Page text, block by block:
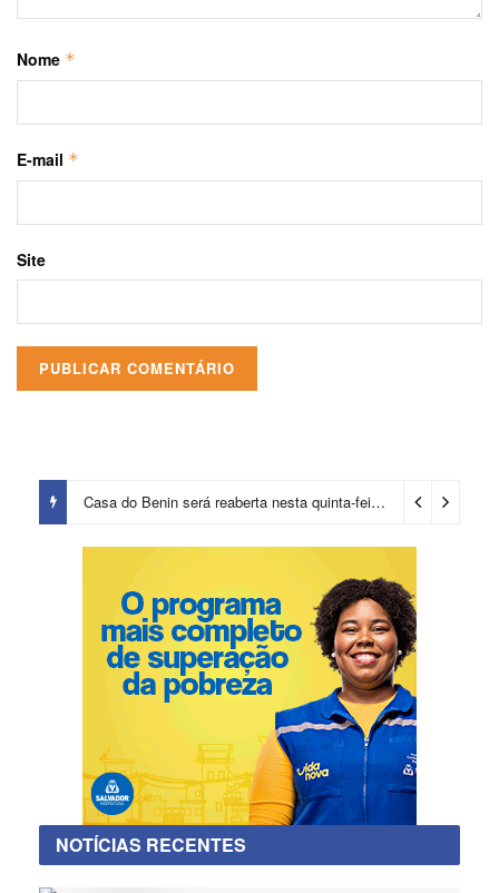
Nome *
E-mail *
Site
Casa do Benin será reaberta nesta quinta-feira (6) 3 dias ago
NOTÍCIAS RECENTES